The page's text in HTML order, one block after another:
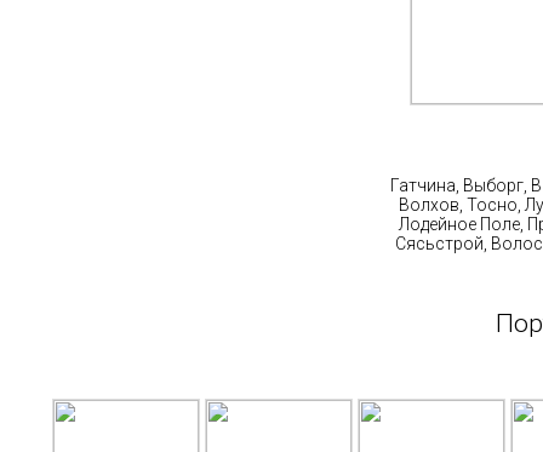
Гатчина, Выборг,
Волхов, Тосно,
Лодейное Поле,
Сясьстрой,